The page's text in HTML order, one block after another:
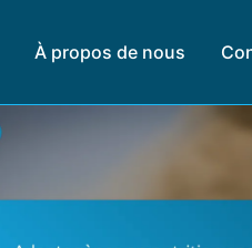
À propos de nous